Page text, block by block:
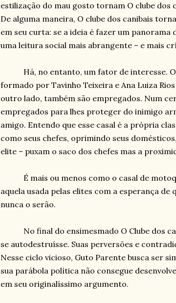
estilização do mau gosto tornam O clube
De alguma maneira, O clube dos canibais
em seu curta: se a ideia é fazer um
uma leitura social mais abrangente – e mais
Há, no entanto, um fator de interesse.
formado por Tavinho Teixeira e Ana Luiza
outro lado, também são empregados. Num
empregados para lhes proteger do inimigo
amigo. Entendo que esse casal é a própria
como seus chefes, oprimindo seus
elite – puxam o saco dos chefes mas a
É mais ou menos como o casal de
aquela usada pelas elites com a esperança de
nunca o serão.
No final do ensimesmado O Clube dos
se autodestruísse. Suas perversões e
Nesse ciclo vicioso, Guto Parente busca ser
sua parábola política não consegue
em seu originalíssimo argumento.